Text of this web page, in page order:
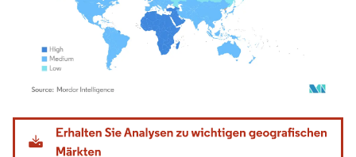
Bild © Mordor Intelligence. Wiederverwendung erfordert Namensnennung gemäß